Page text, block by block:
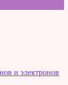
и электронов